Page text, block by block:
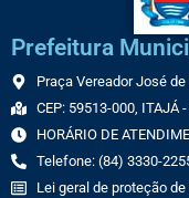
Prefeitura
Praça Vereador José
CEP: 59513-000, ITAJÁ
HORÁRIO DE
Telefone: (84) 3330-
Lei geral de proteção de